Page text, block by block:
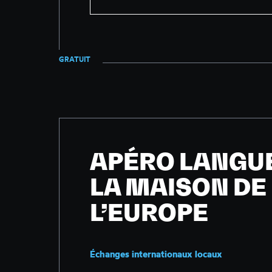
GRATUIT
APÉRO
LA MAISON DE
L’EUROPE
Échanges internationaux locaux